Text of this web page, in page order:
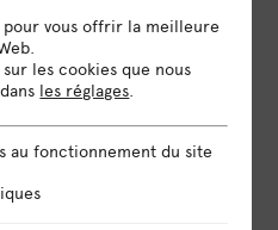
connaissances…
pour vous offrir la meilleure
les cookies que nous
les réglages.
du site
au fonctionnement du site